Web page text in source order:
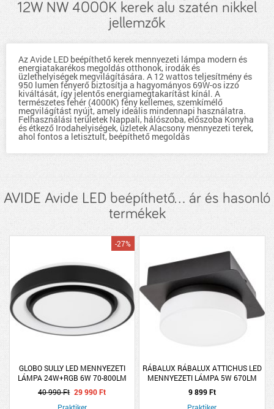
12W NW 4000K kerek alu szatén nikkel
jellemzők
Az Avide LED beépíthető kerek mennyezeti lámpa modern és
energiatakarékos megoldás otthonok, irodák és
üzlethelyiségek megvilágítására. A 12 wattos teljesítmény és
950 lumen fényerő biztosítja a hagyományos 69W-os izzó
kiváltását, így jelentős energiamegtakarítást kínál. A
természetes fehér (4000K) fény kellemes, szemkímélő
megvilágítást nyújt, amely ideális mindennapi használatra.
Felhasználási területek Nappali, hálószoba, előszoba Konyha
és étkező Irodahelyiségek, üzletek Alacsony mennyezeti terek,
ahol fontos a letisztult, beépíthető megoldás
AVIDE Avide LED beépíthető... ár és hasonló
termékek
GLOBO SULLY LED MENNYEZETI
LÁMPA 24W+RGB 6W 70-800LM
3000-6500K DIMMELHETŐ
TÁVIRÁNYÍTÓVAL
-27%
40 990 Ft 29 990 Ft
Praktiker
RÁBALUX RÁBALUX ATTICHUS LED
MENNYEZETI LÁMPA 5W 670LM
4000K IP44 13X13CM MATT
FEKETE
9 899 Ft
Praktiker